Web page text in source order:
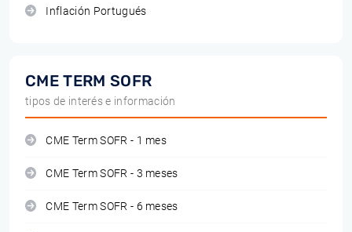
Inflación Portugués
CME TERM SOFR
tipos de interés e información
CME Term SOFR - 1 mes
CME Term SOFR - 3 meses
CME Term SOFR - 6 meses